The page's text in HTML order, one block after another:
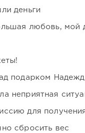
деньги
любовь, мой
подарком
неприятная
для
сбросить вес